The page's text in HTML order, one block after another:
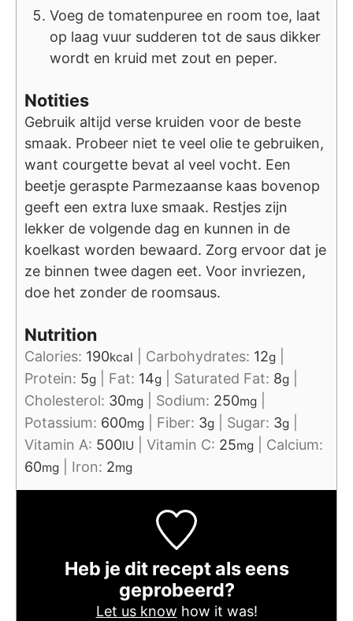
Voeg de tomatenpuree en room toe, laat
op laag vuur sudderen tot de saus dikker
wordt en kruid met zout en peper.
Notities
Gebruik altijd verse kruiden voor de beste
smaak. Probeer niet te veel olie te gebruiken,
want courgette bevat al veel vocht. Een
beetje geraspte Parmezaanse kaas bovenop
geeft een extra luxe smaak. Restjes zijn
lekker de volgende dag en kunnen in de
koelkast worden bewaard. Zorg ervoor dat je
ze binnen twee dagen eet. Voor invriezen,
doe het zonder de roomsaus.
Nutrition
Calories: 190kcal Carbohydrates: 12g
Protein: 5g Fat: 14g Saturated Fat: 8g
Cholesterol: 30mg Sodium: 250mg
Potassium: 600mg Fiber: 3g Sugar: 3g
Vitamin A: 500IU Vitamin C: 25mg
Calcium:
60mg Iron: 2mg
Heb je dit recept als eens
geprobeerd?
Let us know how it was!